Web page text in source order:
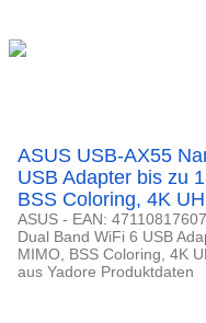
ASUS USB-AX55
USB Adapter bis zu
BSS Coloring, 4K
ASUS - EAN:
Dual Band WiFi 6 USB
MIMO, BSS Coloring, 4K
aus Yadore Produktdaten